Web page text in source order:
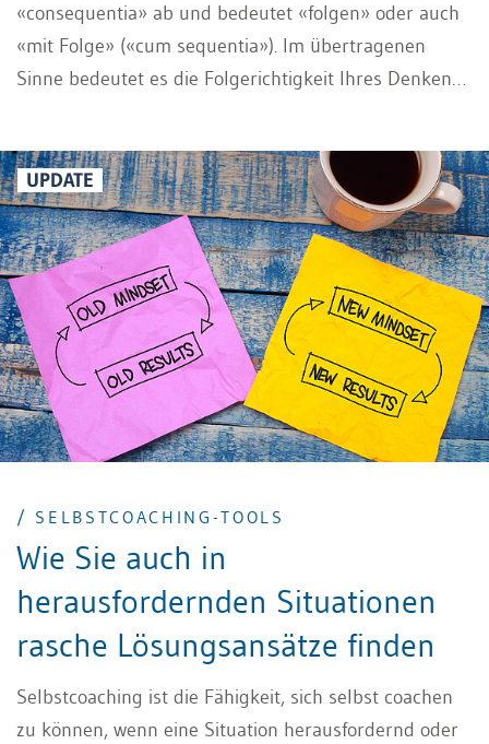
«consequentia» ab und bedeutet «folgen» oder auch
«mit Folge» («cum sequentia»). Im übertragenen
Sinne bedeutet es die Folgerichtigkeit Ihres Denkens
erfolgreichen Leader und einem weniger
erfolgreichen liegt allein in der konsequenten
Umsetzung der vereinbarten Massnahmen, dem
Nachhalten, dem Dranbleiben, dem Follow-through,
bis das Ziel erreicht ist.
UPDATE
/ SELBSTCOACHING-TOOLS
Wie Sie auch in
herausfordernden Situationen
rasche Lösungsansätze finden
Selbstcoaching ist die Fähigkeit, sich selbst coachen
zu können, wenn eine Situation herausfordernd oder